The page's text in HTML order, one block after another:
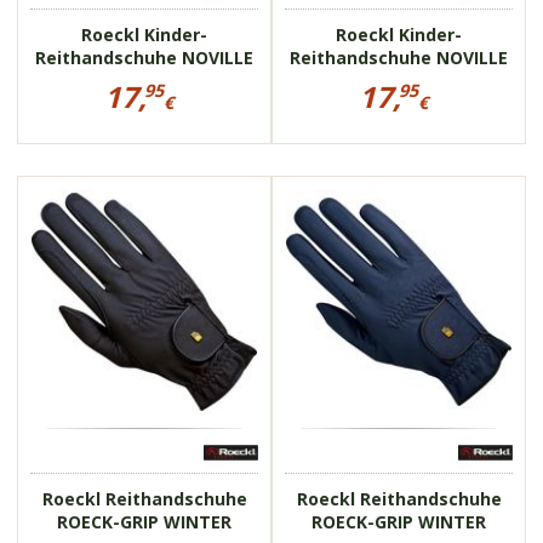
Roeckl Kinder-
Reithandschuhe NOVILLE
JR
Preisinformationen
Kinder-
NOVILLE
17,95
€
€
Roeckl Kinder-
Reithandschuhe NOVILLE
JR
Preisinformationen
Kinder-
NOVILLE
17,95
€
€
Roeckl Reithandschuhe
ROECK-GRIP WINTER
4084K
für Kinder
hochwertiges
Kunstleder
leichtes, elastisches
Material
Roeckl Reithandschuhe
ROECK-GRIP WINTER
4084K
für Kinder
hochwertiges
Kunstleder
leichtes, elastisches
Material